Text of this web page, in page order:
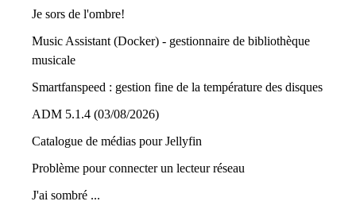
Je sors de l'ombre!
Music Assistant (Docker) - gestionnaire de bibliothèque
musicale
Smartfanspeed : gestion fine de la température des disques
ADM 5.1.4 (03/08/2026)
Catalogue de médias pour Jellyfin
Problème pour connecter un lecteur réseau
J'ai sombré ...